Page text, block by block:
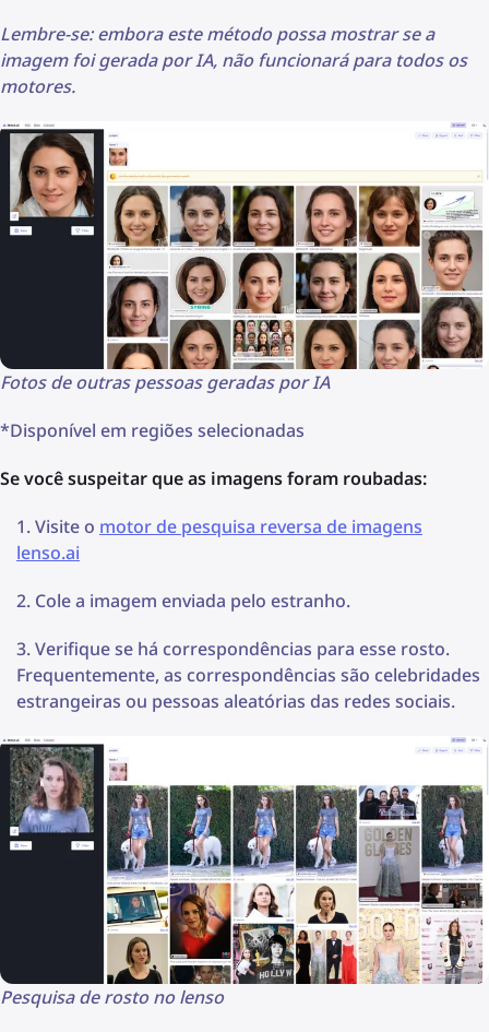
Lembre-se: embora este método possa mostrar se a
imagem foi gerada por IA, não funcionará para todos os
motores.
Fotos de outras pessoas geradas por IA
*Disponível em regiões selecionadas
Se você suspeitar que as imagens foram roubadas:
Visite o motor de pesquisa reversa de imagens
lenso.ai
Cole a imagem enviada pelo estranho.
Verifique se há correspondências para esse rosto.
Frequentemente, as correspondências são celebridades
estrangeiras ou pessoas aleatórias das redes sociais.
Pesquisa de rosto no lenso